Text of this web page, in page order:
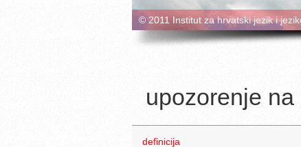
© 2011 Institut za hrvatski jezik i
upozorenje
definicija